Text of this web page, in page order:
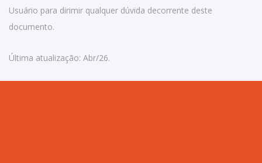
Usuário para dirimir qualquer dúvida decorrente deste
documento.
Última atualização: Abr/26.